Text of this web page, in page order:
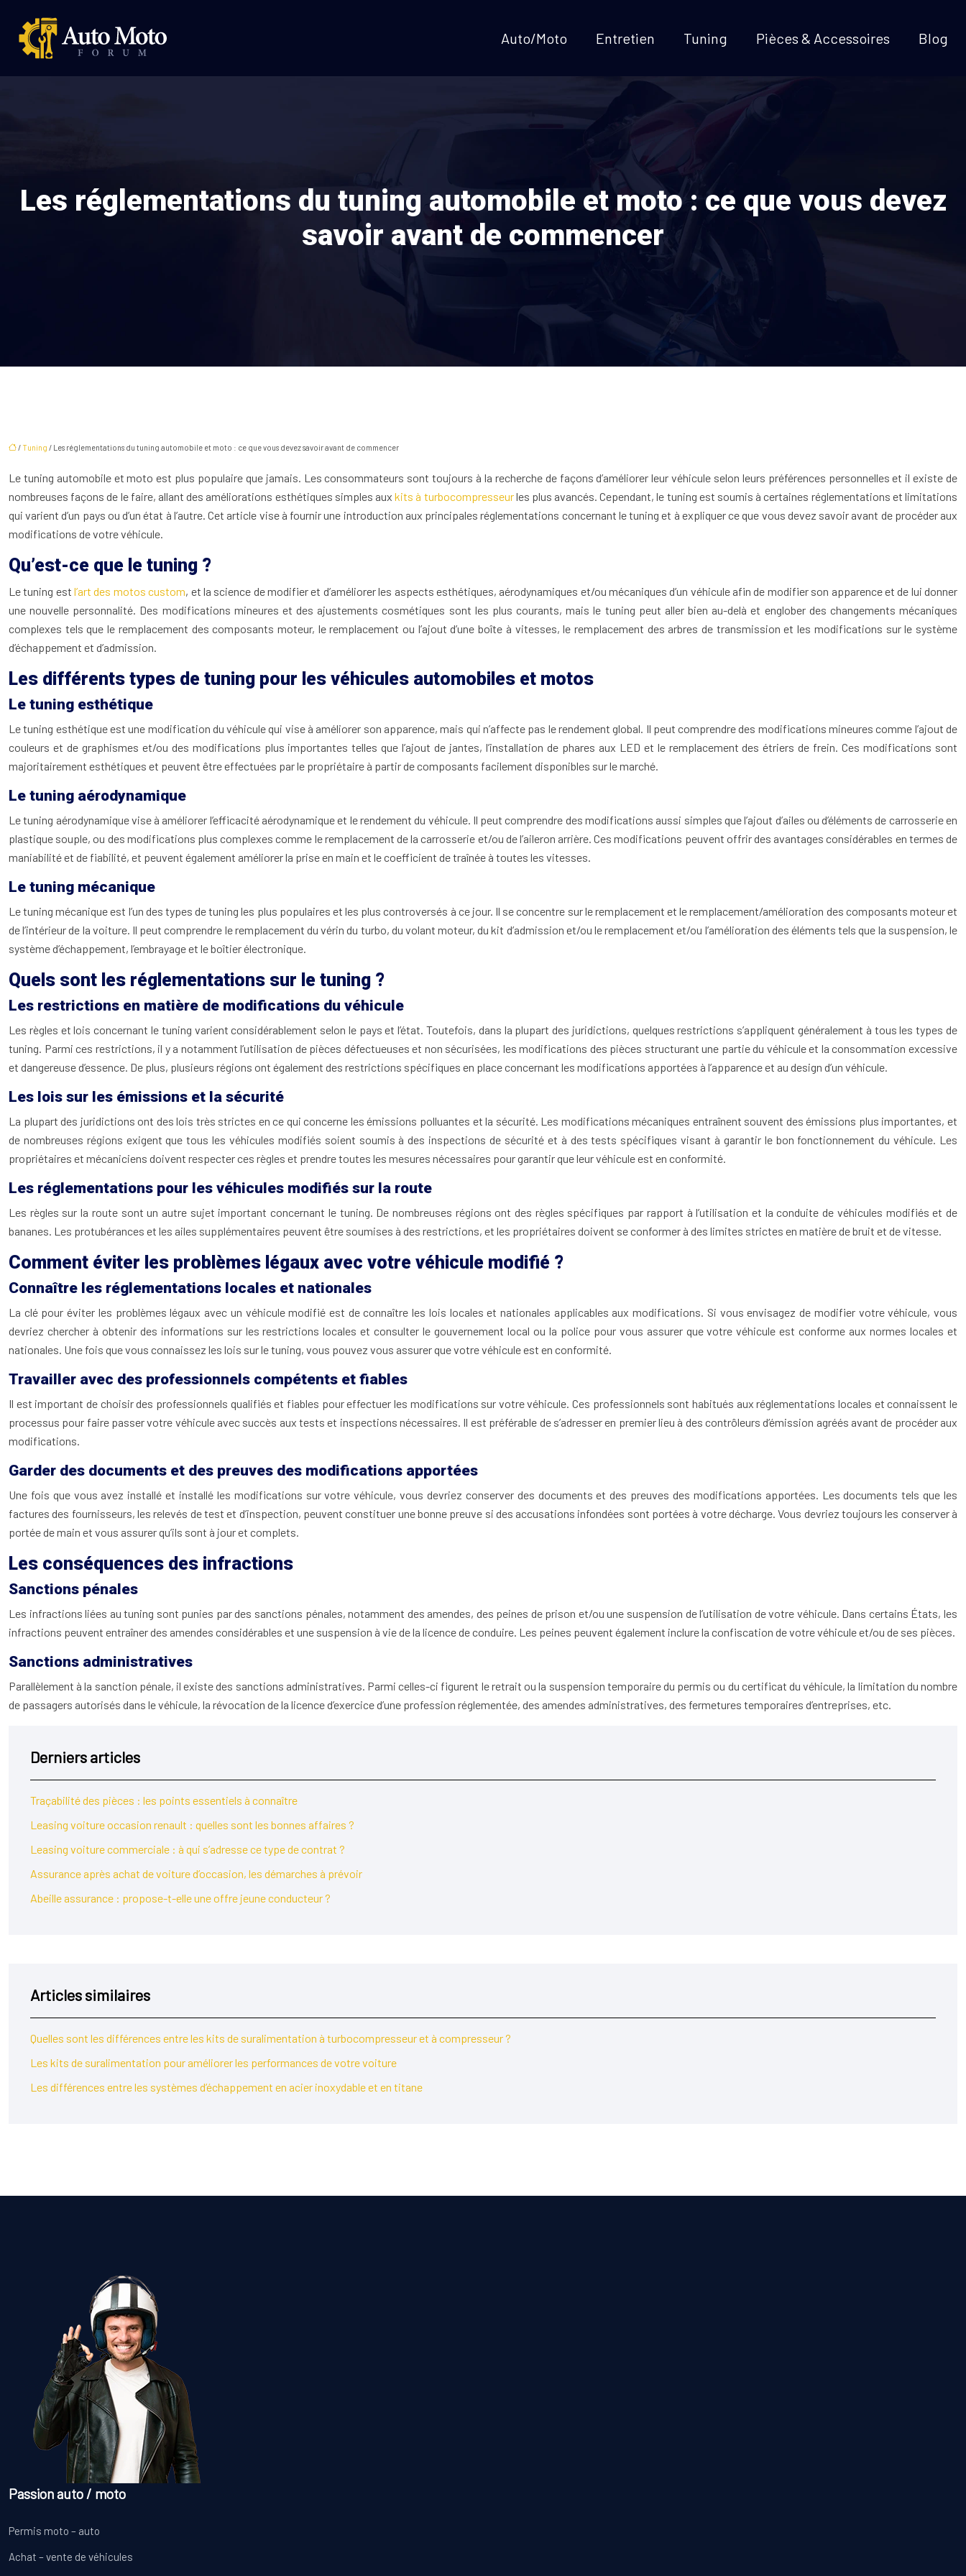
Auto/Moto Entretien Tuning Pièces & Accessoires Blog
Les réglementations du tuning automobile et moto : ce que vous devez
savoir avant de commencer
/ Tuning / Les réglementations du tuning automobile et moto : ce que vous devez savoir avant de commencer
Le tuning automobile et moto est plus populaire que jamais. Les consommateurs sont toujours à la recherche de façons d’améliorer leur véhicule selon leurs préférences personnelles et il existe de
nombreuses façons de le faire, allant des améliorations esthétiques simples auxkits à turbocompresseurles plus avancés. Cependant, le tuning est soumis à certaines réglementations et limitations
qui varient d’un pays ou d’un état à l’autre. Cet article vise à fournir une introduction aux principales réglementations concernant le tuning et à expliquer ce que vous devez savoir avant de procéder aux
modifications de votre véhicule.
Qu’est-ce que le tuning ?
Le tuning estl’art des motos custom, et la science de modifier et d’améliorer les aspects esthétiques, aérodynamiques et/ou mécaniques d’un véhicule afin de modifier son apparence et de lui donner
une nouvelle personnalité. Des modifications mineures et des ajustements cosmétiques sont les plus courants, mais le tuning peut aller bien au-delà et englober des changements mécaniques
complexes tels que le remplacement des composants moteur, le remplacement ou l’ajout d’une boîte à vitesses, le remplacement des arbres de transmission et les modifications sur le système
d’échappement et d’admission.
Les différents types de tuning pour les véhicules automobiles et motos
Le tuning esthétique
Le tuning esthétique est une modification du véhicule qui vise à améliorer son apparence, mais qui n’affecte pas le rendement global. Il peut comprendre des modifications mineures comme l’ajout de
couleurs et de graphismes et/ou des modifications plus importantes telles que l’ajout de jantes, l’installation de phares aux LED et le remplacement des étriers de frein. Ces modifications sont
majoritairement esthétiques et peuvent être effectuées par le propriétaire à partir de composants facilement disponibles sur le marché.
Le tuning aérodynamique
Le tuning aérodynamique vise à améliorer l’efficacité aérodynamique et le rendement du véhicule. Il peut comprendre des modifications aussi simples que l’ajout d’ailes ou d’éléments de carrosserie en
plastique souple, ou des modifications plus complexes comme le remplacement de la carrosserie et/ou de l’aileron arrière. Ces modifications peuvent offrir des avantages considérables en termes de
maniabilité et de fiabilité, et peuvent également améliorer la prise en main et le coefficient de traînée à toutes les vitesses.
Le tuning mécanique
Le tuning mécanique est l’un des types de tuning les plus populaires et les plus controversés à ce jour. Il se concentre sur le remplacement et le remplacement/amélioration des composants moteur et
de l’intérieur de la voiture. Il peut comprendre le remplacement du vérin du turbo, du volant moteur, du kit d’admission et/ou le remplacement et/ou l’amélioration des éléments tels que la suspension, le
système d’échappement, l’embrayage et le boîtier électronique.
Quels sont les réglementations sur le tuning ?
Les restrictions en matière de modifications du véhicule
Les règles et lois concernant le tuning varient considérablement selon le pays et l’état. Toutefois, dans la plupart des juridictions, quelques restrictions s’appliquent généralement à tous les types de
tuning. Parmi ces restrictions, il y a notamment l’utilisation de pièces défectueuses et non sécurisées, les modifications des pièces structurant une partie du véhicule et la consommation excessive
et dangereuse d’essence. De plus, plusieurs régions ont également des restrictions spécifiques en place concernant les modifications apportées à l’apparence et au design d’un véhicule.
Les lois sur les émissions et la sécurité
La plupart des juridictions ont des lois très strictes en ce qui concerne les émissions polluantes et la sécurité. Les modifications mécaniques entraînent souvent des émissions plus importantes, et
de nombreuses régions exigent que tous les véhicules modifiés soient soumis à des inspections de sécurité et à des tests spécifiques visant à garantir le bon fonctionnement du véhicule. Les
propriétaires et mécaniciens doivent respecter ces règles et prendre toutes les mesures nécessaires pour garantir que leur véhicule est en conformité.
Les réglementations pour les véhicules modifiés sur la route
Les règles sur la route sont un autre sujet important concernant le tuning. De nombreuses régions ont des règles spécifiques par rapport à l’utilisation et la conduite de véhicules modifiés et de
bananes. Les protubérances et les ailes supplémentaires peuvent être soumises à des restrictions, et les propriétaires doivent se conformer à des limites strictes en matière de bruit et de vitesse.
Comment éviter les problèmes légaux avec votre véhicule modifié ?
Connaître les réglementations locales et nationales
La clé pour éviter les problèmes légaux avec un véhicule modifié est de connaître les lois locales et nationales applicables aux modifications. Si vous envisagez de modifier votre véhicule, vous
devriez chercher à obtenir des informations sur les restrictions locales et consulter le gouvernement local ou la police pour vous assurer que votre véhicule est conforme aux normes locales et
nationales. Une fois que vous connaissez les lois sur le tuning, vous pouvez vous assurer que votre véhicule est en conformité.
Travailler avec des professionnels compétents et fiables
Il est important de choisir des professionnels qualifiés et fiables pour effectuer les modifications sur votre véhicule. Ces professionnels sont habitués aux réglementations locales et connaissent le
processus pour faire passer votre véhicule avec succès aux tests et inspections nécessaires. Il est préférable de s’adresser en premier lieu à des contrôleurs d’émission agréés avant de procéder aux
modifications.
Garder des documents et des preuves des modifications apportées
Une fois que vous avez installé et installé les modifications sur votre véhicule, vous devriez conserver des documents et des preuves des modifications apportées. Les documents tels que les
factures des fournisseurs, les relevés de test et d’inspection, peuvent constituer une bonne preuve si des accusations infondées sont portées à votre décharge. Vous devriez toujours les conserver à
portée de main et vous assurer qu’ils sont à jour et complets.
Les conséquences des infractions
Sanctions pénales
Les infractions liées au tuning sont punies par des sanctions pénales, notamment des amendes, des peines de prison et/ou une suspension de l’utilisation de votre véhicule. Dans certains États, les
infractions peuvent entraîner des amendes considérables et une suspension à vie de la licence de conduire. Les peines peuvent également inclure la confiscation de votre véhicule et/ou de ses pièces.
Sanctions administratives
Parallèlement à la sanction pénale, il existe des sanctions administratives. Parmi celles-ci figurent le retrait ou la suspension temporaire du permis ou du certificat du véhicule, la limitation du nombre
de passagers autorisés dans le véhicule, la révocation de la licence d’exercice d’une profession réglementée, des amendes administratives, des fermetures temporaires d’entreprises, etc.
Derniers articles
Traçabilité des pièces : les points essentiels à connaître
Leasing voiture occasion renault : quelles sont les bonnes affaires ?
Leasing voiture commerciale : à qui s’adresse ce type de contrat ?
Assurance après achat de voiture d’occasion, les démarches à prévoir
Abeille assurance : propose-t-elle une offre jeune conducteur ?
Articles similaires
Quelles sont les différences entre les kits de suralimentation à turbocompresseur et à compresseur ?
Les kits de suralimentation pour améliorer les performances de votre voiture
Les différences entre les systèmes d’échappement en acier inoxydable et en titane
Passion auto / moto
Permis moto – auto
Achat – vente de véhicules